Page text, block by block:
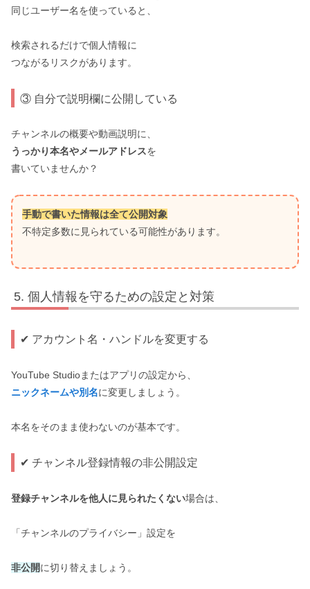
同じユーザー名を使っていると、
検索されるだけで個人情報に
つながるリスクがあります。
③ 自分で説明欄に公開している
チャンネルの概要や動画説明に、
うっかり本名やメールアドレスを
書いていませんか？
手動で書いた情報は全て公開対象
不特定多数に見られている可能性があります。
個人情報を守るための設定と対策
✔ アカウント名・ハンドルを変更する
YouTube Studioまたはアプリの設定から、
ニックネームや別名に変更しましょう。
本名をそのまま使わないのが基本です。
✔ チャンネル登録情報の非公開設定
登録チャンネルを他人に見られたくない場合は、
「チャンネルのプライバシー」設定を
非公開に切り替えましょう。